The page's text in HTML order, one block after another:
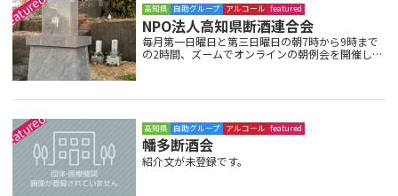
高知県 自助グループ アルコール featured
NPO法人高知県断酒連合会
毎月第一日曜日と第三日曜日の朝7時から9時まで
の2時間、ズームでオンラインの朝例会を開催して
高知県 自助グループ アルコール featured
幡多断酒会
紹介文が未登録です。